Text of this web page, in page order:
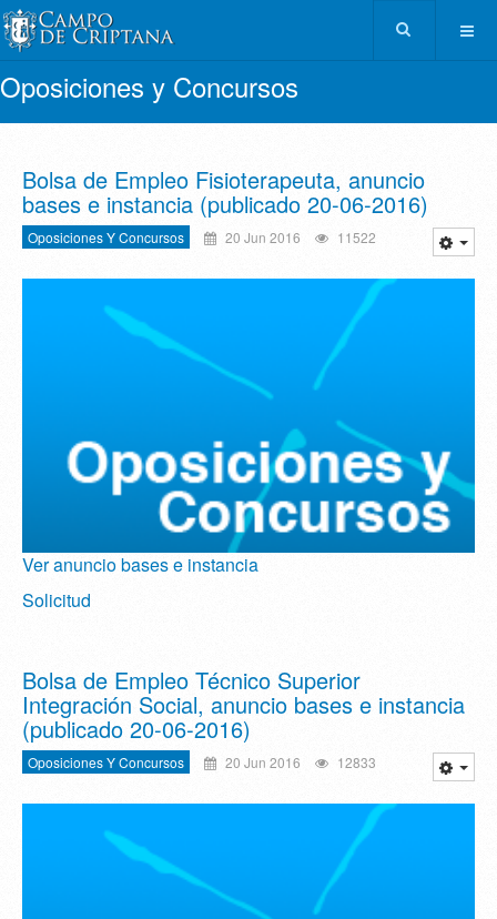
Oposiciones y Concursos
Bolsa de Empleo Fisioterapeuta, anuncio
bases e instancia (publicado 20-06-2016)
Oposiciones Y Concursos 20 Jun 2016 11522
Ver anuncio bases e instancia
Solicitud
Bolsa de Empleo Técnico Superior
Integración Social, anuncio bases e instancia
(publicado 20-06-2016)
Oposiciones Y Concursos 20 Jun 2016 12833